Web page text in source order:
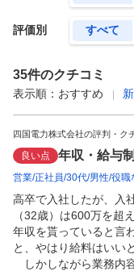
評価別 すべて
35件のクチコミ
表示順： おすすめ
四国電力株式会社の評判・ク
良い点 年収・給与
営業 正社員 30代 男性 役職
高卒で入社したが、入
（32歳）は600万を超
年収を貰っていると言
と、やはり給料はいい
しかしながら業務内